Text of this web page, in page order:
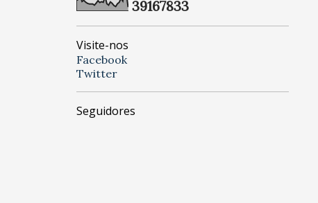
39167833
Visite-nos
Facebook
Twitter
Seguidores